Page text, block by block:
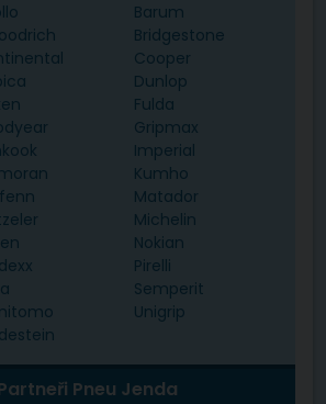
Barum
Bridgestone
Cooper
Dunlop
Fulda
Gripmax
Imperial
Kumho
Matador
Michelin
Nokian
Pirelli
Semperit
Unigrip
Pneu Jenda